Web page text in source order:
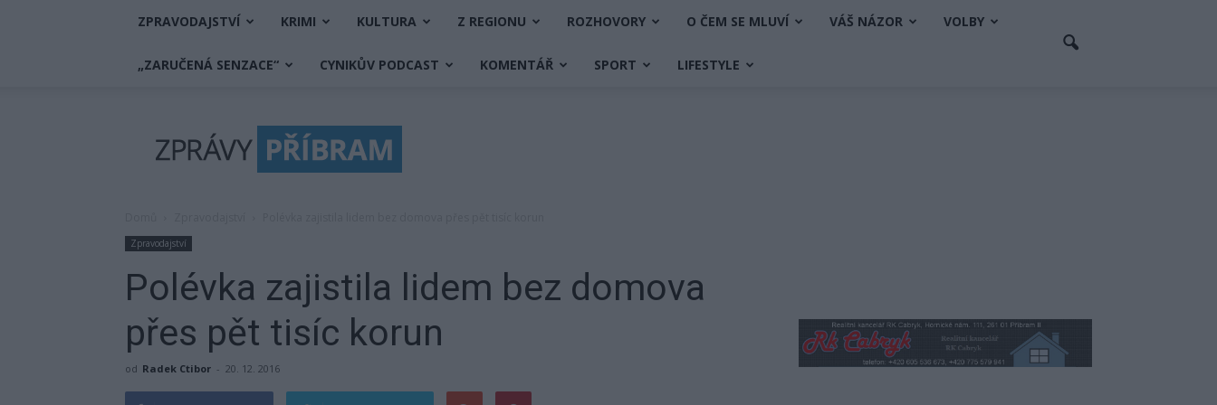
ZPRAVODAJSTVÍ KRIMI KULTURA Z REGIONU ROZHOVORY O ČEM SE MLUVÍ VÁŠ NÁZOR VOLBY
„ZARUČENÁ SENZACE“ CYNIKŮV PODCAST KOMENTÁŘ SPORT LIFESTYLE
Příbram
Zpravodajství
Polévka zajistila lidem bez domova
přes pět tisíc korun
od Radek Ctibor - 20. 12. 2016